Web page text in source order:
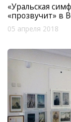
«Уральская
«прозвучит» в
05 апреля 2018